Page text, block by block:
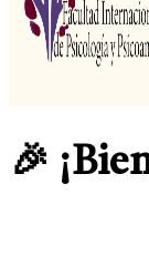
🎉